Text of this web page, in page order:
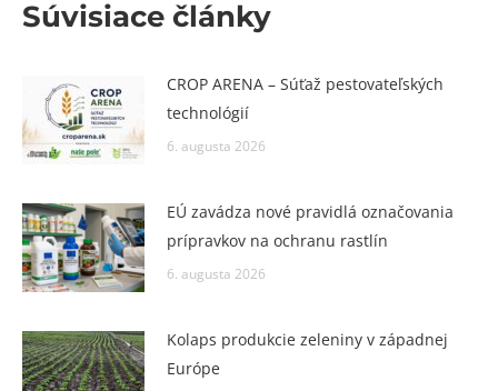
Súvisiace články
CROP ARENA – Súťaž pestovateľských
technológií
6. augusta 2026
EÚ zavádza nové pravidlá označovania
prípravkov na ochranu rastlín
6. augusta 2026
Kolaps produkcie zeleniny v západnej
Európe